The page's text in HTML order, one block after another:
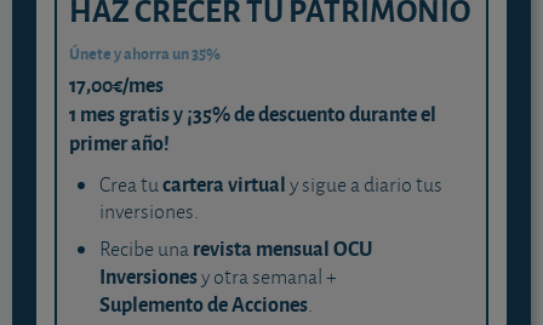
HAZ CRECER TU PATRIMONIO
Únete y ahorra un 35%
17,00€/mes
1 mes gratis y ¡35% de descuento durante el
primer año!
Crea tucartera virtualy sigue a diario tus
inversiones.
Recibe unarevista mensual OCU
Inversionesy otra semanal +
Suplemento de Acciones.